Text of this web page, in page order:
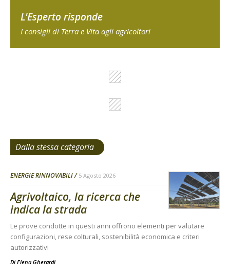
L'Esperto risponde
I consigli di Terra e Vita agli agricoltori
Dalla stessa categoria
ENERGIE RINNOVABILI 5 Agosto 2026
Agrivoltaico, la ricerca che
indica la strada
Le prove condotte in questi anni offrono elementi per valutare
configurazioni, rese colturali, sostenibilità economica e criteri
autorizzativi
Di Elena Gherardi